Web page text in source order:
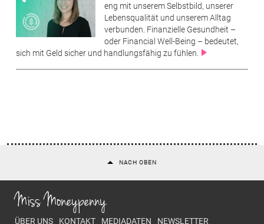
eng mit unserem Selbstbild, unserer
Lebensqualität und unserem Alltag
verbunden. Finanzielle Gesundheit –
oder Financial Well-Being – bedeutet,
sich mit Geld sicher und handlungsfähig zu fühlen.
NACH OBEN
Miss Moneypenny
ÜBER UNS KONTAKT MEDIADATEN NEWSLETTER